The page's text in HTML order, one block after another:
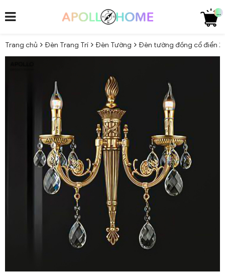
...
Trang chủ Đèn Trang Trí Đèn Tường Đèn tường đồng cổ điển